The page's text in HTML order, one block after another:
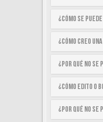
¿Cómo se
¿Cómo creo
¿Por qué no se
¿Cómo edito o
¿Por qué no